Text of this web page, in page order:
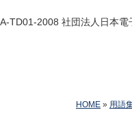
TD01-2008 社団法人日本電
HOME » 用語